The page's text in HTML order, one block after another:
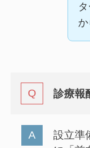
か
診療報
設立準